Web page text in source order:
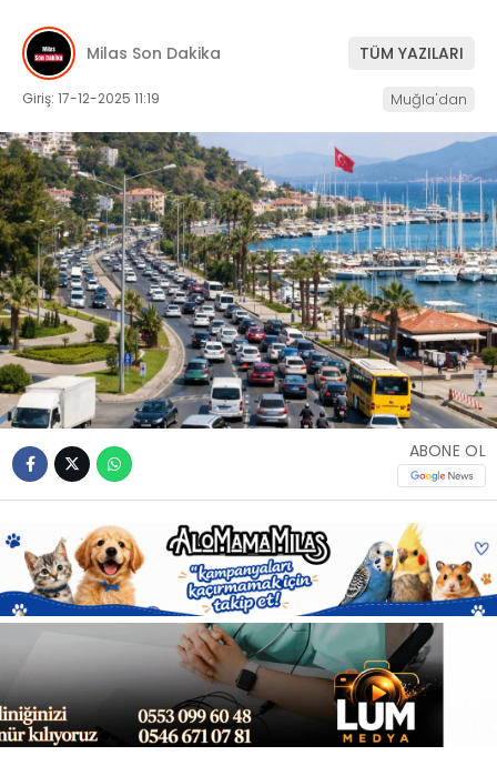
WhatsApp
Facebook
Instagram
Youtube
Milas Son Dakika TÜM YAZILARI
Giriş: 17-12-2025 11:19 Muğla'dan
ABONE OL